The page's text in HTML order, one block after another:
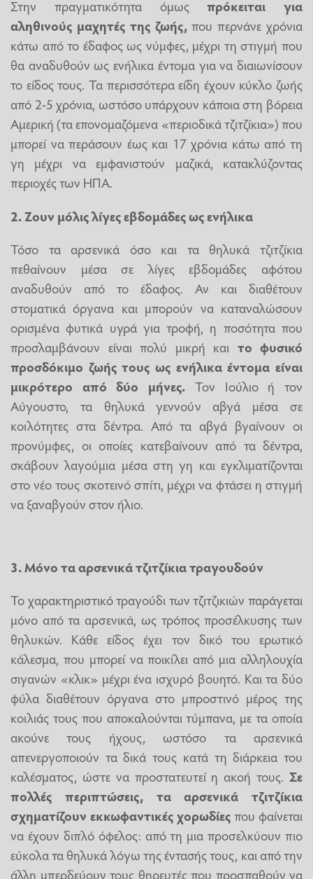
Στην πραγματικότητα όμωςπρόκειται για
αληθινούς μαχητές της ζωής,που περνάνε χρόνια
κάτω από το έδαφος ως νύμφες, μέχρι τη στιγμή που
θα αναδυθούν ως ενήλικα έντομα για να διαιωνίσουν
το είδος τους. Τα περισσότερα είδη έχουν κύκλο ζωής
από 2-5 χρόνια, ωστόσο υπάρχουν κάποια στη βόρεια
Αμερική (τα επονομαζόμενα «περιοδικά τζιτζίκια») που
μπορεί να περάσουν έως και 17 χρόνια κάτω από τη
γη μέχρι να εμφανιστούν μαζικά, κατακλύζοντας
περιοχές των ΗΠΑ.
2. Ζουν μόλις λίγες εβδομάδες ως ενήλικα
Τόσο τα αρσενικά όσο και τα θηλυκά τζιτζίκια
πεθαίνουν μέσα σε λίγες εβδομάδες αφότου
αναδυθούν από το έδαφος. Αν και διαθέτουν
στοματικά όργανα και μπορούν να καταναλώσουν
ορισμένα φυτικά υγρά για τροφή, η ποσότητα που
προσλαμβάνουν είναι πολύ μικρή και το φυσικό
προσδόκιμο ζωής τους ως ενήλικα έντομα είναι
μικρότερο από δύο μήνες. Τον Ιούλιο ή τον
Αύγουστο, τα θηλυκά γεννούν αβγά μέσα σε
κοιλότητες στα δέντρα. Από τα αβγά βγαίνουν οι
προνύμφες, οι οποίες κατεβαίνουν από τα δέντρα,
σκάβουν λαγούμια μέσα στη γη και εγκλιματίζονται
στο νέο τους σκοτεινό σπίτι, μέχρι να φτάσει η στιγμή
να ξαναβγούν στον ήλιο.
3. Μόνο τα αρσενικά τζιτζίκια τραγουδούν
Το χαρακτηριστικό τραγούδι των τζιτζικιών παράγεται
μόνο από τα αρσενικά, ως τρόπος προσέλκυσης των
θηλυκών. Κάθε είδος έχει τον δικό του ερωτικό
κάλεσμα, που μπορεί να ποικίλει από μια αλληλουχία
σιγανών «κλικ» μέχρι ένα ισχυρό βουητό. Και τα δύο
φύλα διαθέτουν όργανα στο μπροστινό μέρος της
κοιλιάς τους που αποκαλούνται τύμπανα, με τα οποία
ακούνε τους ήχους, ωστόσο τα αρσενικά
απενεργοποιούν τα δικά τους κατά τη διάρκεια του
καλέσματος, ώστε να προστατευτεί η ακοή τους. Σε
πολλές περιπτώσεις, τα αρσενικά τζιτζίκια
σχηματίζουν εκκωφαντικές χορωδίεςπου φαίνεται
να έχουν διπλό όφελος: από τη μια προσελκύουν πιο
εύκολα τα θηλυκά λόγω της έντασής τους, και από την
άλλη μπερδεύουν τους θηρευτές που προσπαθούν να